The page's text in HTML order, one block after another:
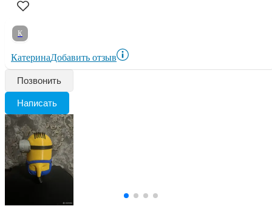
К
КатеринаДобавить отзыв
Позвонить
Написать